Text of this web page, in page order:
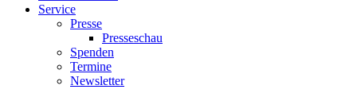
Service
Presse
Presseschau
Spenden
Termine
Newsletter